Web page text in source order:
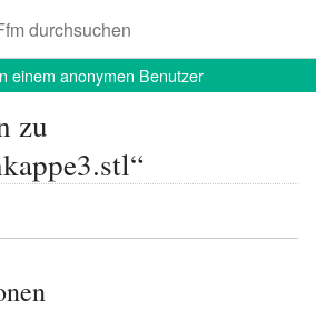
einem anonymen Benutzer
zu